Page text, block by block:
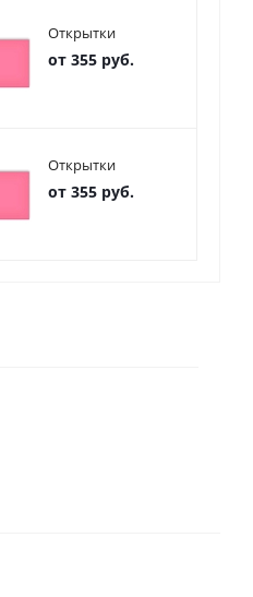
Открытки
от 355 руб.
Открытки
от 355 руб.